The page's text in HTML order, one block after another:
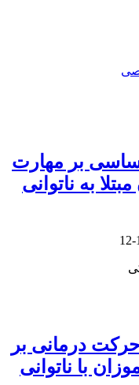
بر مهارت
به ناتوانی
1-12
درمانی بر
با ناتوانی